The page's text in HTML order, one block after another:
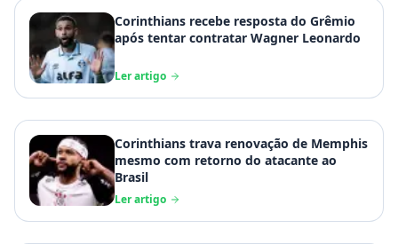
Corinthians recebe resposta do Grêmio
após tentar contratar Wagner Leonardo
Ler artigo
Corinthians trava renovação de Memphis
mesmo com retorno do atacante ao
Brasil
Ler artigo